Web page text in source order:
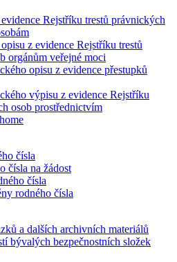
Rejstříku trestů právnických
z evidence Rejstříku trestů
orgánům veřejné moci
opisu z evidence přestupků
výpisu z evidence Rejstříku
osob prostřednictvím
čísla
čísla na žádost
čísla
rodného čísla
a dalších archivních materiálů
bývalých bezpečnostních složek